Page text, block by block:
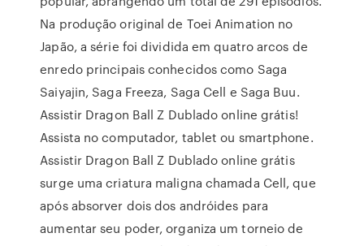
Na produção original de Toei Animation no
Japão, a série foi dividida em quatro arcos de
enredo principais conhecidos como Saga
Saiyajin, Saga Freeza, Saga Cell e Saga Buu.
Assistir Dragon Ball Z Dublado online grátis!
Assista no computador, tablet ou smartphone.
Assistir Dragon Ball Z Dublado online grátis
surge uma criatura maligna chamada Cell, que
após absorver dois dos andróides para
aumentar seu poder, organiza um torneio de